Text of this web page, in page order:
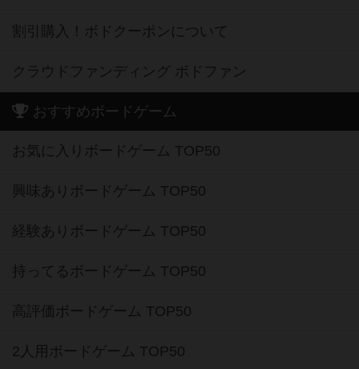
割引購入！ボドクーポンについて
クラウドファンディング ボドファン
おすすめボードゲーム
お気に入りボードゲーム TOP50
興味ありボードゲーム TOP50
経験ありボードゲーム TOP50
持ってるボードゲーム TOP50
高評価ボードゲーム TOP50
2人用ボードゲーム TOP50